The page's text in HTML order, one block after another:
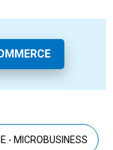
- MICROBUSINESS